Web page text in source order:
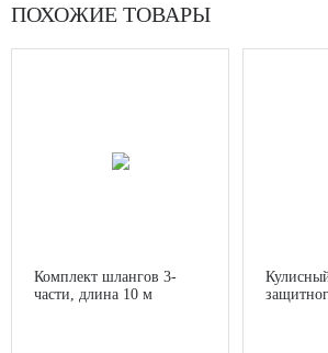
ПОХОЖИЕ ТОВАРЫ
Комплект шлангов 3-
части, длина 10 м